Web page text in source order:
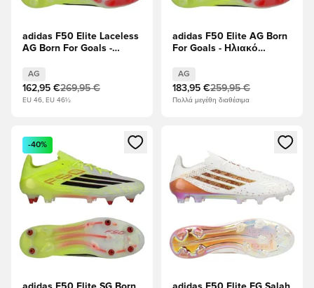
adidas F50 Elite Laceless
AG Born For Goals -
Διαυγές κόκκινο
AG
162,95 €269,95 €
EU 46, EU 46½
adidas F50 Elite AG Born
For Goals - Ηλιακό
κόκκινο
AG
183,95 €259,95 €
Πολλά μεγέθη διαθέσιμα
Ανοίγει ένα Modal για να συνδεθείτε ή να εγγραφείτε ως
-40%
Ανοίγει ένα Modal για να